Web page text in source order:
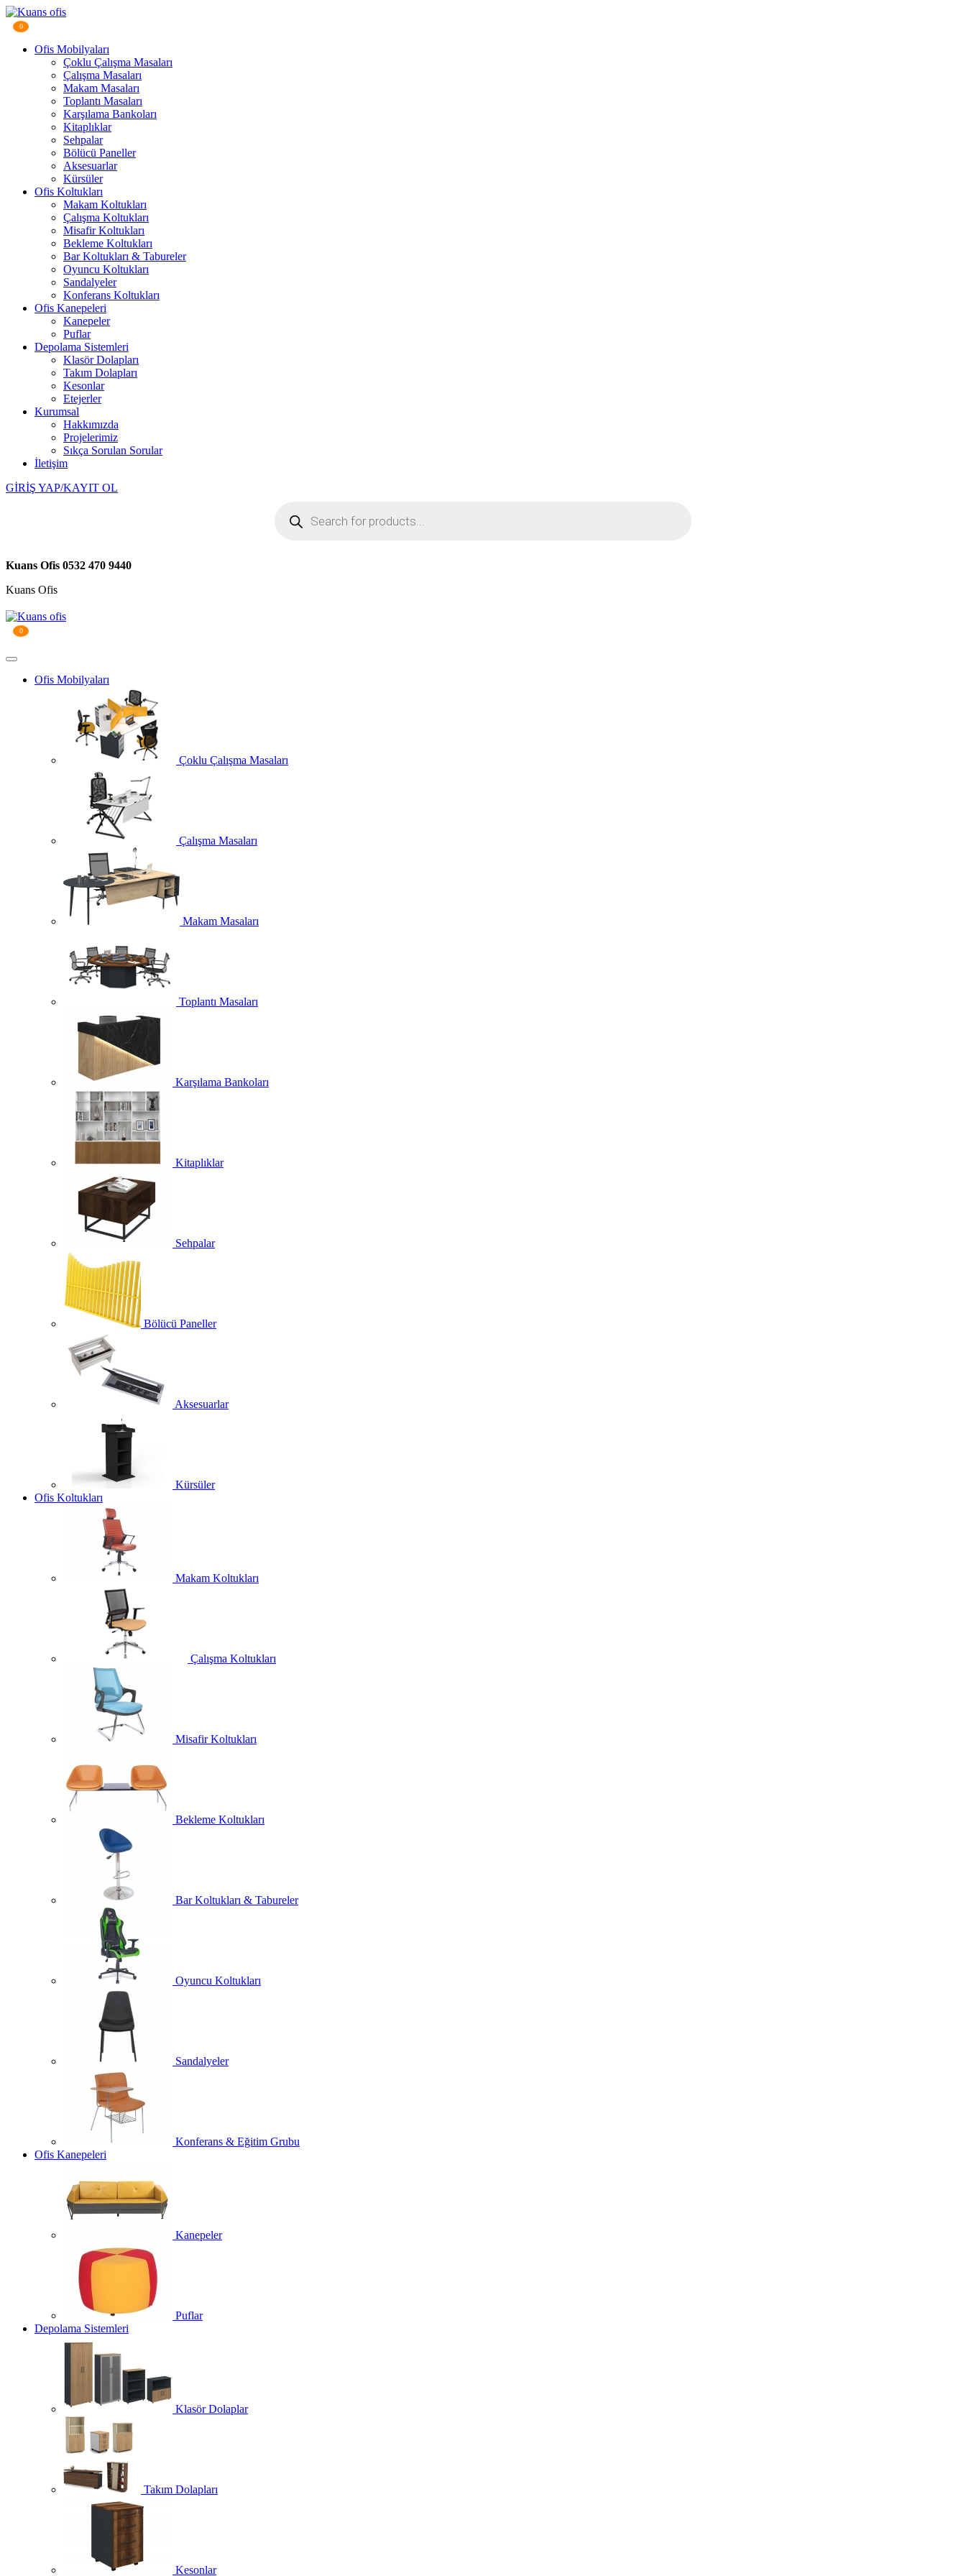
0
Ofis Mobilyaları
Çoklu Çalışma Masaları
Çalışma Masaları
Makam Masaları
Toplantı Masaları
Karşılama Bankoları
Kitaplıklar
Sehpalar
Bölücü Paneller
Aksesuarlar
Kürsüler
Ofis Koltukları
Makam Koltukları
Çalışma Koltukları
Misafir Koltukları
Bekleme Koltukları
Bar Koltukları & Tabureler
Oyuncu Koltukları
Sandalyeler
Konferans Koltukları
Ofis Kanepeleri
Kanepeler
Puflar
Depolama Sistemleri
Klasör Dolapları
Takım Dolapları
Kesonlar
Etejerler
Kurumsal
Hakkımızda
Projelerimiz
Sıkça Sorulan Sorular
İletişim
GİRİŞ YAP/KAYIT OL
search
Kuans Ofis 0532 470 9440
Kuans Ofis
0
Ofis Mobilyaları
Çoklu Çalışma Masaları
Çalışma Masaları
Makam Masaları
Toplantı Masaları
Karşılama Bankoları
Kitaplıklar
Sehpalar
Bölücü Paneller
Aksesuarlar
Kürsüler
Ofis Koltukları
Makam Koltukları
Çalışma Koltukları
Misafir Koltukları
Bekleme Koltukları
Bar Koltukları & Tabureler
Oyuncu Koltukları
Sandalyeler
Konferans & Eğitim Grubu
Ofis Kanepeleri
Kanepeler
Puflar
Depolama Sistemleri
Klasör Dolaplar
Takım Dolapları
Kesonlar